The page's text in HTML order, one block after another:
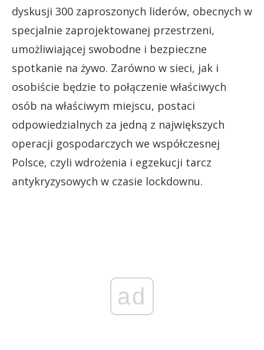
dyskusji 300 zaproszonych liderów, obecnych w
specjalnie zaprojektowanej przestrzeni,
umożliwiającej swobodne i bezpieczne
spotkanie na żywo. Zarówno w sieci, jak i
osobiście będzie to połączenie właściwych
osób na właściwym miejscu, postaci
odpowiedzialnych za jedną z największych
operacji gospodarczych we współczesnej
Polsce, czyli wdrożenia i egzekucji tarcz
antykryzysowych w czasie lockdownu.
ad